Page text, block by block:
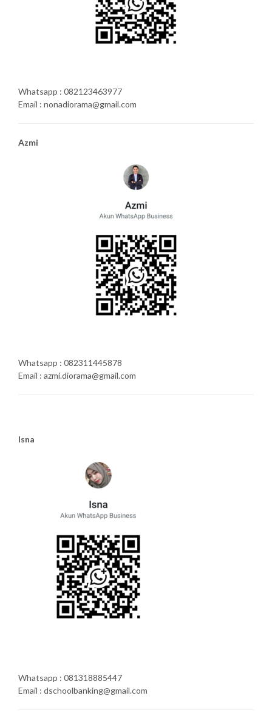
Whatsapp : 082123463977
Email : nonadiorama@gmail.com
Azmi
Whatsapp : 082311445878
Email : azmi.diorama@gmail.com
Isna
Whatsapp : 081318885447
Email : dschoolbanking@gmail.com